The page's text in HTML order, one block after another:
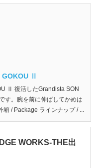
GOKOU Ⅱ
Ⅱ 復活したGrandista SON
す。腕を前に伸ばしてかめは
/ Package ラインナップ / ...
WORKS-THE出